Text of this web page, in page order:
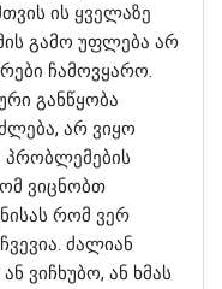
ის ყველაზე
გამო უფლება არ
ჩამოვყარო.
განწყობა
არ ვიყო
პრობლემების
ვიცნობთ
რომ ვერ
ძალიან
ვიჩხუბო, ან ხმას